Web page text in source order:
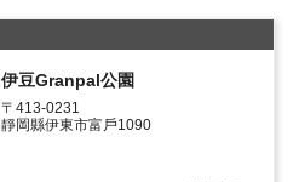
伊豆Granpal公園
〒413-0231
靜岡縣伊東市富戶1090